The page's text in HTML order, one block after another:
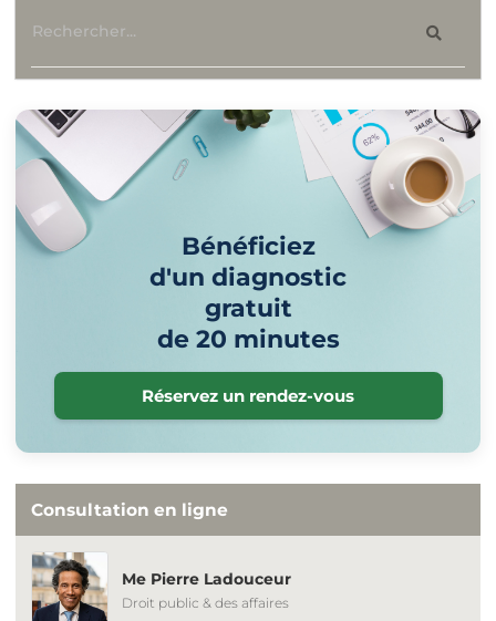
Bénéficiez
d'un diagnostic
gratuit
de 20 minutes
Réservez un rendez-vous
Consultation en ligne
Me Pierre Ladouceur
Droit public & des affaires